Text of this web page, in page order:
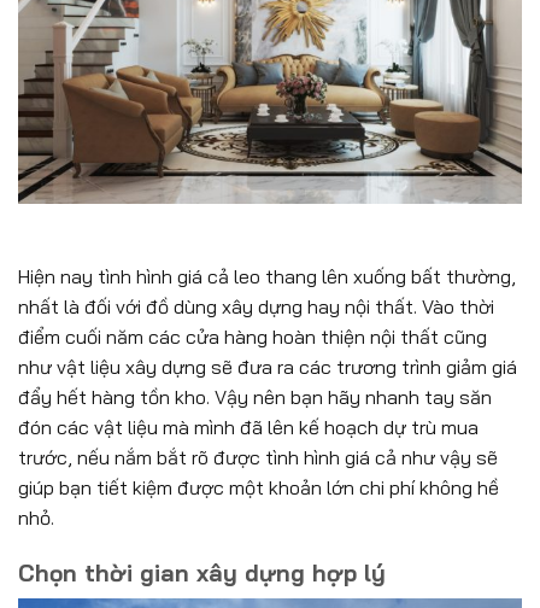
Hiện nay tình hình giá cả leo thang lên xuống bất thường,
nhất là đối với đồ dùng xây dựng hay nội thất. Vào thời
điểm cuối năm các cửa hàng hoàn thiện nội thất cũng
như vật liệu xây dựng sẽ đưa ra các trương trình giảm giá
đẩy hết hàng tồn kho. Vậy nên bạn hãy nhanh tay săn
đón các vật liệu mà mình đã lên kế hoạch dự trù mua
trước, nếu nắm bắt rõ được tình hình giá cả như vậy sẽ
giúp bạn tiết kiệm được một khoản lớn chi phí không hề
nhỏ.
Chọn thời gian xây dựng hợp lý